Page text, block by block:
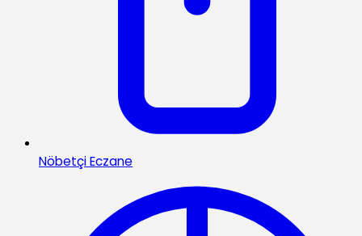
Nöbetçi Eczane